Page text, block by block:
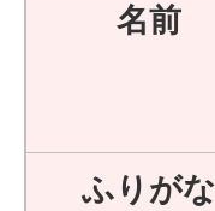
名前
ふりがな